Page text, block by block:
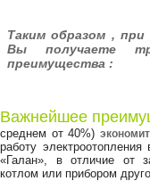
Таким образом , при
Вы получаете
преимущества :
Важнейшее
среднем от 40%)
работу
«Галан», в отличие от
котлом или прибором